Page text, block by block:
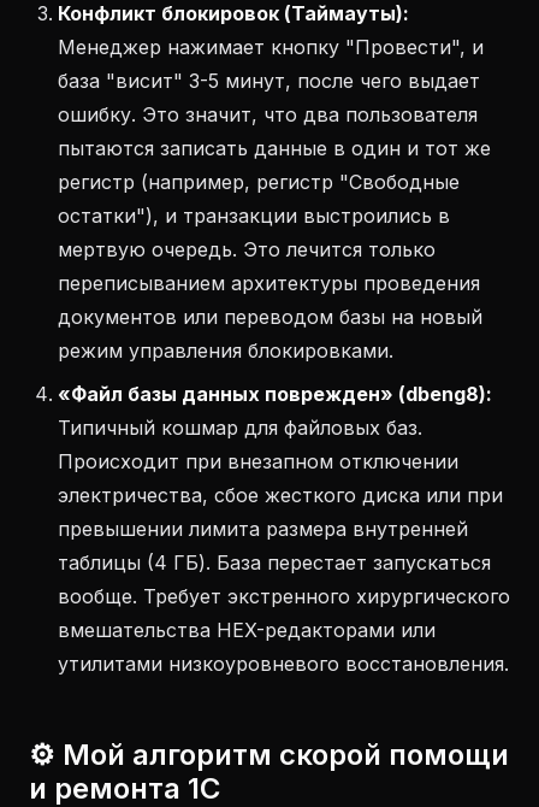
Конфликт блокировок (Таймауты):
Менеджер нажимает кнопку "Провести", и
база "висит" 3-5 минут, после чего выдает
ошибку. Это значит, что два пользователя
пытаются записать данные в один и тот же
регистр (например, регистр "Свободные
остатки"), и транзакции выстроились в
мертвую очередь. Это лечится только
переписыванием архитектуры проведения
документов или переводом базы на новый
режим управления блокировками.
«Файл базы данных поврежден» (dbeng8):
Типичный кошмар для файловых баз.
Происходит при внезапном отключении
электричества, сбое жесткого диска или при
превышении лимита размера внутренней
таблицы (4 ГБ). База перестает запускаться
вообще. Требует экстренного хирургического
вмешательства HEX-редакторами или
утилитами низкоуровневого восстановления.
⚙️ Мой алгоритм скорой помощи
и ремонта 1С